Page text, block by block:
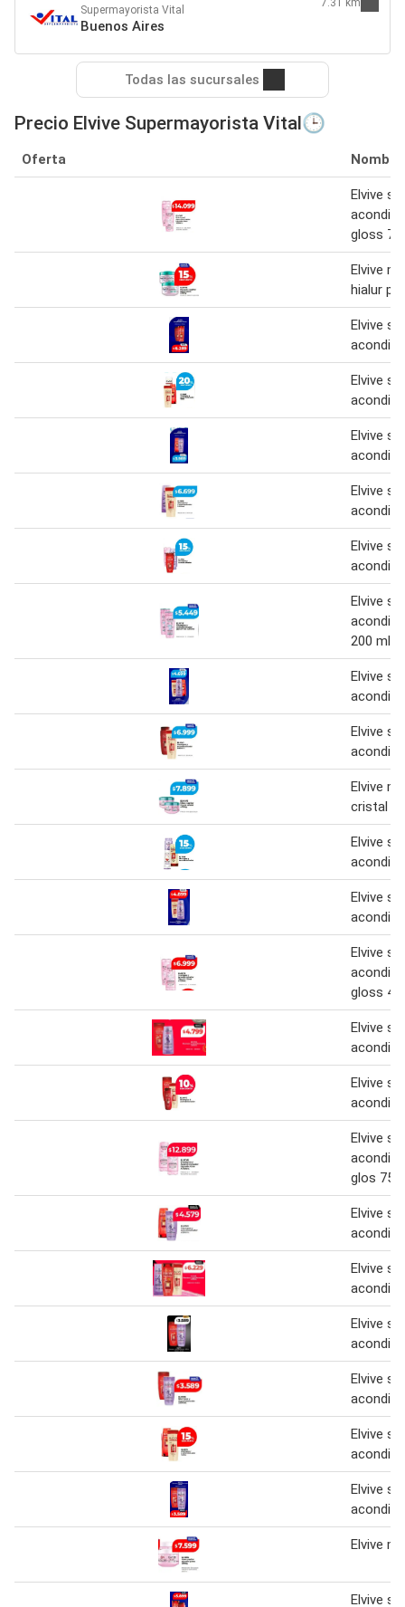
Supermayorista Vital
Buenos Aires
Todas las sucursales
Precio Elvive Supermayorista Vital🕒
Oferta Nombre
Elvive
gloss
Elvive
hialur
Elvive
Elvive
Elvive
Elvive
Elvive
Elvive
200 ml.
Elvive
Elvive
Elvive
cristal
Elvive
Elvive
Elvive
gloss
Elvive
Elvive
Elvive
glos 750
Elvive
Elvive
Elvive
Elvive
Elvive
Elvive
Elvive
Elvive